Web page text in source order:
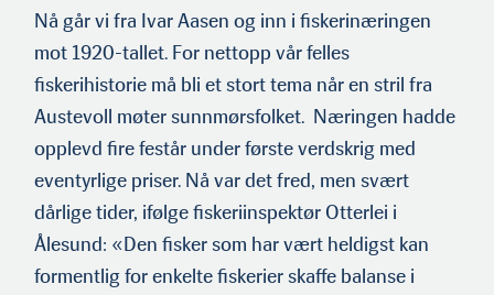
Nå går vi fra Ivar Aasen og inn i fiskerinæringen
mot 1920-tallet. For nettopp vår felles
fiskerihistorie må bli et stort tema når en stril fra
Austevoll møter sunnmørsfolket. Næringen hadde
opplevd fire festår under første verdskrig med
eventyrlige priser. Nå var det fred, men svært
dårlige tider, ifølge fiskeriinspektør Otterlei i
Ålesund: «Den fisker som har vært heldigst kan
formentlig for enkelte fiskerier skaffe balanse i